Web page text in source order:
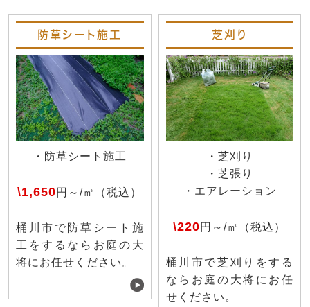
防草シート施工
・防草シート施工
\1,650円～/㎡（税込）
桶川市で防草シート施
工をするならお庭の大
将にお任せください。
芝刈り
・芝刈り
・芝張り
・エアレーション
\220円～/㎡（税込）
桶川市で芝刈りをする
ならお庭の大将にお任
せください。